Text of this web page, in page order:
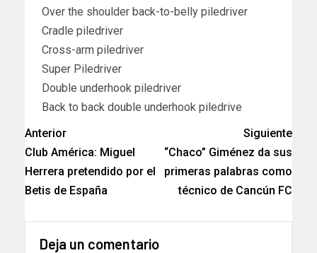
Over the shoulder back-to-belly piledriver
Cradle piledriver
Cross-arm piledriver
Super Piledriver
Double underhook piledriver
Back to back double underhook piledrive
Anterior
Club América: Miguel
Herrera pretendido por el
Betis de España
Siguiente
“Chaco” Giménez da sus
primeras palabras como
técnico de Cancún FC
Deja un comentario